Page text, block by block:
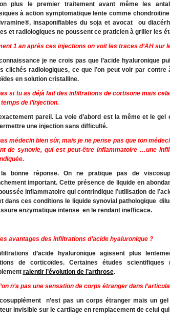
plus le premier traitement avant même les
à action symptomatique lente comme
insaponifiables du soja et avocat ou
et radiologiques ne poussent ce praticien à griller les
1 an après ces injections on voit les traces d’AH sur
je ne crois pas que l’acide hyaluronique
clichés radiologiques, ce que l’on peut voir par contre
en solution cristalline.
si tu as déjà fait des infiltrations de cortisone mais
de l’injection.
pareil. La voie d’abord est la même et le
une injection sans difficulté.
médecin bien sûr, mais je ne pense pas que ton
de synovie, qui est peut-être inflammatoire …une
la bonne réponse. On ne pratique pas de
important. Cette présence de liquide en
inflammatoire qui contrindique l’utilisation de
dans ces conditions le liquide synovial pathologique
enzymatique intense en le rendant inefficace.
avantages des infiltrations d’acide hyaluronique ?
d’acide hyaluronique agissent plus
de corticoïdes. Certaines études scientifiques
ralentir l’évolution de l’arthrose.
n’a pas une sensation de corps étranger dans
n’est pas un corps étranger mais un
invisible sur le cartilage en remplacement de celui